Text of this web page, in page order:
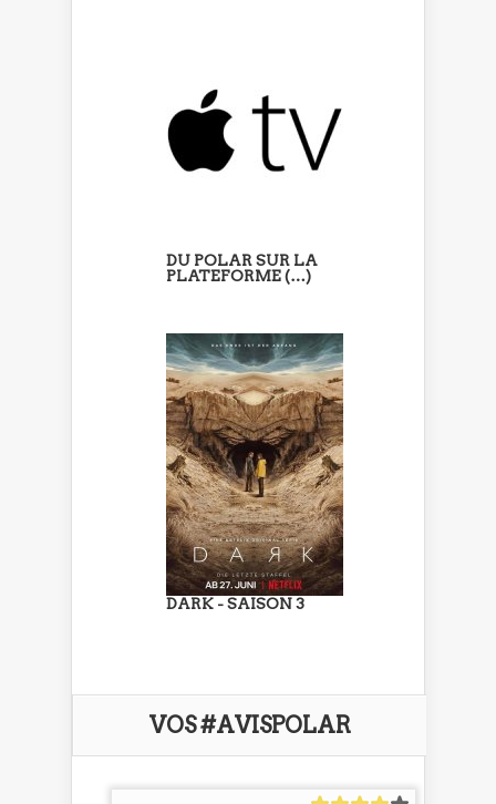
DU POLAR SUR LA
PLATEFORME (…)
DARK - SAISON 3
VOS #AVISPOLAR